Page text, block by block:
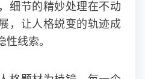
细节的精妙处理在不动
，让人格蜕变的轨迹成
线索。